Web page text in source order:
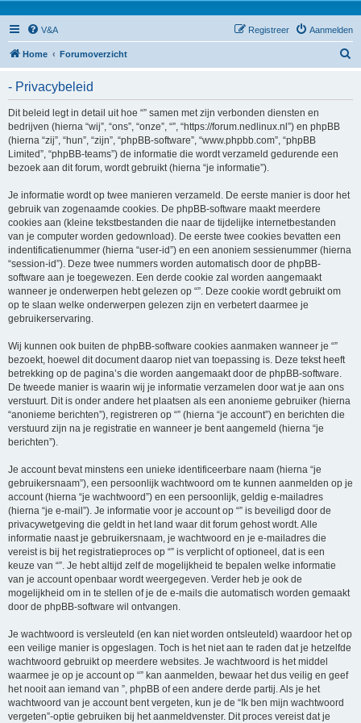
V&A Aanmelden
Registreer
Home Forumoverzicht
- Privacybeleid
Dit beleid legt in detail uit hoe “” samen met zijn verbonden diensten en
bedrijven (hierna “wij”, “ons”, “onze”, “”, “https://forum.nedlinux.nl”) en phpBB
(hierna “zij”, “hun”, “zijn”, “phpBB-software”, “www.phpbb.com”, “phpBB
Limited”, “phpBB-teams”) de informatie die wordt verzameld gedurende een
bezoek aan dit forum, wordt gebruikt (hierna “je informatie”).
Je informatie wordt op twee manieren verzameld. De eerste manier is door het
gebruik van zogenaamde cookies. De phpBB-software maakt meerdere
cookies aan (kleine tekstbestanden die naar de tijdelijke internetbestanden
van je computer worden gedownload). De eerste twee cookies bevatten een
indentificatienummer (hierna “user-id”) en een anoniem sessienummer (hierna
“session-id”). Deze twee nummers worden automatisch door de phpBB-
software aan je toegewezen. Een derde cookie zal worden aangemaakt
wanneer je onderwerpen hebt gelezen op “”. Deze cookie wordt gebruikt om
op te slaan welke onderwerpen gelezen zijn en verbetert daarmee je
gebruikerservaring.
Wij kunnen ook buiten de phpBB-software cookies aanmaken wanneer je “”
bezoekt, hoewel dit document daarop niet van toepassing is. Deze tekst heeft
betrekking op de pagina’s die worden aangemaakt door de phpBB-software.
De tweede manier is waarin wij je informatie verzamelen door wat je aan ons
verstuurt. Dit is onder andere het plaatsen als een anonieme gebruiker (hierna
“anonieme berichten”), registreren op “” (hierna “je account”) en berichten die
verstuurd zijn na je registratie en wanneer je bent aangemeld (hierna “je
berichten”).
Je account bevat minstens een unieke identificeerbare naam (hierna “je
gebruikersnaam”), een persoonlijk wachtwoord om te kunnen aanmelden op je
account (hierna “je wachtwoord”) en een persoonlijk, geldig e-mailadres
(hierna “je e-mail”). Je informatie voor je account op “” is beveiligd door de
privacywetgeving die geldt in het land waar dit forum gehost wordt. Alle
informatie naast je gebruikersnaam, je wachtwoord en je e-mailadres die
vereist is bij het registratieproces op “” is verplicht of optioneel, dat is een
keuze van “”. Je hebt altijd zelf de mogelijkheid te bepalen welke informatie
van je account openbaar wordt weergegeven. Verder heb je ook de
mogelijkheid om in te stellen of je de e-mails die automatisch worden gemaakt
door de phpBB-software wil ontvangen.
Je wachtwoord is versleuteld (en kan niet worden ontsleuteld) waardoor het op
een veilige manier is opgeslagen. Toch is het niet aan te raden dat je hetzelfde
wachtwoord gebruikt op meerdere websites. Je wachtwoord is het middel
waarmee je op je account op “” kan aanmelden, bewaar het dus veilig en geef
het nooit aan iemand van ”, phpBB of een andere derde partij. Als je het
wachtwoord van je account bent vergeten, kun je de “Ik ben mijn wachtwoord
vergeten”-optie gebruiken bij het aanmeldvenster. Dit proces vereist dat je